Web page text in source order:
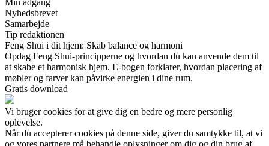
Nyhedsbrevet
Samarbejde
Tip redaktionen
Feng Shui i dit hjem: Skab balance og harmoni
Opdag Feng Shui-principperne og hvordan du kan anvende dem til
at skabe et harmonisk hjem. E-bogen forklarer, hvordan placering af
møbler og farver kan påvirke energien i dine rum.
Gratis download
Vi bruger cookies for at give dig en bedre og mere personlig
oplevelse.
Når du accepterer cookies på denne side, giver du samtykke til, at vi
og vores partnere må behandle oplysninger om dig og din brug af